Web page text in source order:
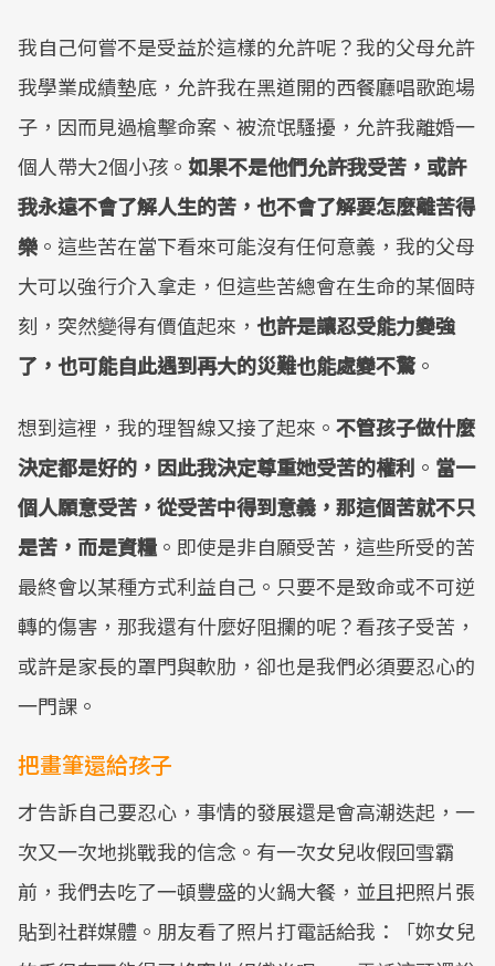
我自己何嘗不是受益於這樣的允許呢？我的父母允許
我學業成績墊底，允許我在黑道開的西餐廳唱歌跑場
子，因而見過槍擊命案、被流氓騷擾，允許我離婚一
個人帶大2個小孩。 如果不是他們允許我受苦，或許
我永遠不會了解人生的苦，也不會了解要怎麼離苦得
樂 。這些苦在當下看來可能沒有任何意義，我的父母
大可以強行介入拿走，但這些苦總會在生命的某個時
刻，突然變得有價值起來， 也許是讓忍受能力變強
了，也可能自此遇到再大的災難也能處變不驚 。
想到這裡，我的理智線又接了起來。 不管孩子做什麼
決定都是好的，因此我決定尊重她受苦的權利 。 當一
個人願意受苦，從受苦中得到意義，那這個苦就不只
是苦，而是資糧 。即使是非自願受苦，這些所受的苦
最終會以某種方式利益自己。只要不是致命或不可逆
轉的傷害，那我還有什麼好阻攔的呢？看孩子受苦，
或許是家長的罩門與軟肋，卻也是我們必須要忍心的
一門課。
把畫筆還給孩子
才告訴自己要忍心，事情的發展還是會高潮迭起，一
次又一次地挑戰我的信念。有一次女兒收假回雪霸
前，我們去吃了一頓豐盛的火鍋大餐，並且把照片張
貼到社群媒體。朋友看了照片打電話給我：「妳女兒